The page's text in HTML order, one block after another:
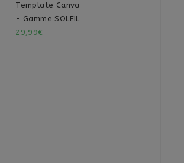
Template Canva
- Gamme SOLEIL
29,99€